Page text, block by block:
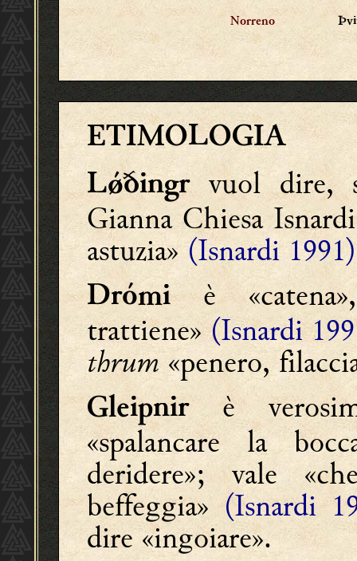
Norreno
ETIMOLOGIA
Lǿðingrvuol dire,
Gianna Chiesa
astuzia» (Isnardi 1991)
Drómiè
trattiene»(Isnardi
thrum«penero,
Gleipnirè
«spalancare la
deridere»; vale
beffeggia»(Isnardi
dire «ingoiare».